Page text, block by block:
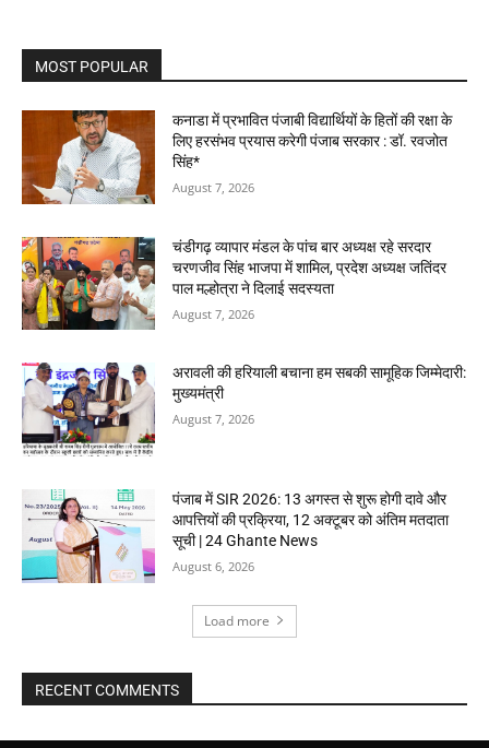
MOST POPULAR
कनाडा में प्रभावित पंजाबी विद्यार्थियों के हितों की रक्षा के
लिए हरसंभव प्रयास करेगी पंजाब सरकार : डॉ. रवजोत
सिंह*
August 7, 2026
चंडीगढ़ व्यापार मंडल के पांच बार अध्यक्ष रहे सरदार
चरणजीव सिंह भाजपा में शामिल, प्रदेश अध्यक्ष जतिंदर
पाल मल्होत्रा ने दिलाई सदस्यता
August 7, 2026
अरावली की हरियाली बचाना हम सबकी सामूहिक जिम्मेदारी:
मुख्यमंत्री
August 7, 2026
पंजाब में SIR 2026: 13 अगस्त से शुरू होगी दावे और
आपत्तियों की प्रक्रिया, 12 अक्टूबर को अंतिम मतदाता
सूची | 24 Ghante News
August 6, 2026
Load more
RECENT COMMENTS